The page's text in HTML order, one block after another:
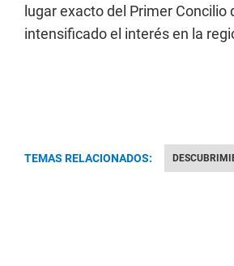
lugar exacto del Primer
intensificado el interés en la
TEMAS RELACIONADOS: